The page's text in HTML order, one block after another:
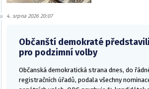
4. srpna 2026 20:07
Občanští demokraté
pro podzimní volby
Občanská demokratická strana dnes, do
registračních úřadů, podala všechny